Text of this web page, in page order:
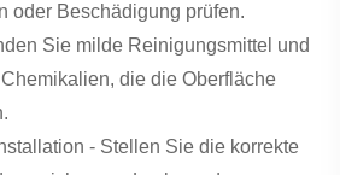
oder Beschädigung prüfen.
Sie milde Reinigungsmittel und
die die Oberfläche
- Stellen Sie die korrekte